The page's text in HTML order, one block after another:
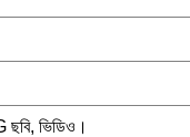
ভিডিও।